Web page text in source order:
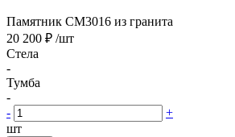
Памятник CM3016 из гранита
20 200 ₽ /шт
Стела
-
Тумба
-
-
+
шт